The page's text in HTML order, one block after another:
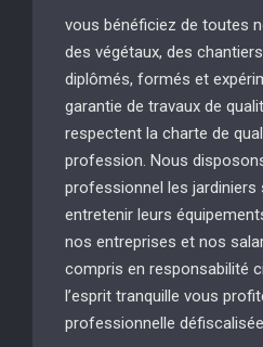
vous bénéficiez de toutes
des végétaux, des
diplômés, formés et
garantie de travaux de
respectent la charte de
profession. Nous
professionnel les jardiniers
entretenir leurs
nos entreprises et nos
compris en responsabilité
l’esprit tranquille vous
professionnelle défiscalisée